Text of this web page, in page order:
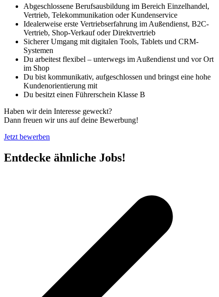
Abgeschlossene Berufsausbildung im Bereich Einzelhandel,
Vertrieb, Telekommunikation oder Kundenservice
Idealerweise erste Vertriebserfahrung im Außendienst, B2C-
Vertrieb, Shop-Verkauf oder Direktvertrieb
Sicherer Umgang mit digitalen Tools, Tablets und CRM-
Systemen
Du arbeitest flexibel – unterwegs im Außendienst und vor Ort
im Shop
Du bist kommunikativ, aufgeschlossen und bringst eine hohe
Kundenorientierung mit
Du besitzt einen Führerschein Klasse B
Haben wir dein Interesse geweckt?
Dann freuen wir uns auf deine Bewerbung!
Jetzt bewerben
Entdecke ähnliche Jobs!